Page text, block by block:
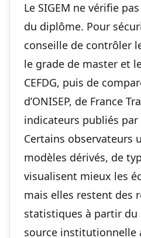
Le SIGEM ne vérifie
du diplôme. Pour
conseille de contrôler
le grade de master et
CEFDG, puis de
d’ONISEP, de France
indicateurs publiés par
Certains observateurs
modèles dérivés, de
visualisent mieux les
mais elles restent des
statistiques à partir du
source institutionnelle